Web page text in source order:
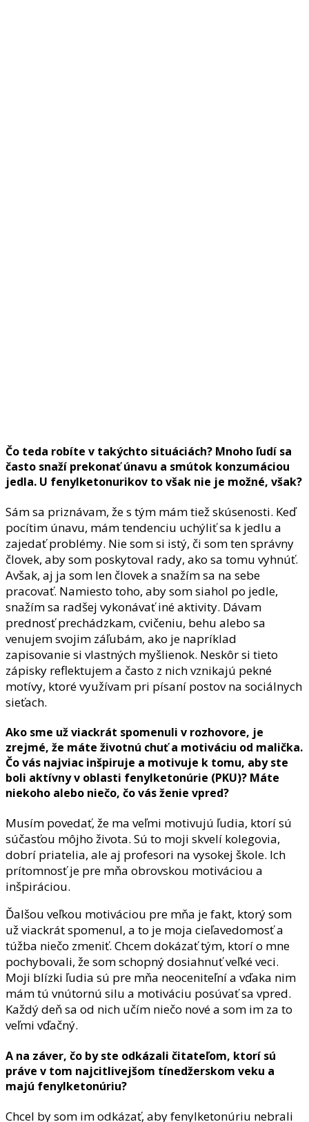
Čo teda robíte v takýchto situáciách? Mnoho ľudí sa
často snaží prekonať únavu a smútok konzumáciou
jedla. U fenylketonurikov to však nie je možné, však?
Sám sa priznávam, že s tým mám tiež skúsenosti. Keď
pocítim únavu, mám tendenciu uchýliť sa k jedlu a
zajedať problémy. Nie som si istý, či som ten správny
človek, aby som poskytoval rady, ako sa tomu vyhnúť.
Avšak, aj ja som len človek a snažím sa na sebe
pracovať. Namiesto toho, aby som siahol po jedle,
snažím sa radšej vykonávať iné aktivity. Dávam
prednosť prechádzkam, cvičeniu, behu alebo sa
venujem svojim záľubám, ako je napríklad
zapisovanie si vlastných myšlienok. Neskôr si tieto
zápisky reflektujem a často z nich vznikajú pekné
motívy, ktoré využívam pri písaní postov na sociálnych
sieťach.
Ako sme už viackrát spomenuli v rozhovore, je
zrejmé, že máte životnú chuť a motiváciu od malička.
Čo vás najviac inšpiruje a motivuje k tomu, aby ste
boli aktívny v oblasti fenylketonúrie (PKU)? Máte
niekoho alebo niečo, čo vás ženie vpred?
Musím povedať, že ma veľmi motivujú ľudia, ktorí sú
súčasťou môjho života. Sú to moji skvelí kolegovia,
dobrí priatelia, ale aj profesori na vysokej škole. Ich
prítomnosť je pre mňa obrovskou motiváciou a
inšpiráciou.
Ďalšou veľkou motiváciou pre mňa je fakt, ktorý som
už viackrát spomenul, a to je moja cieľavedomosť a
túžba niečo zmeniť. Chcem dokázať tým, ktorí o mne
pochybovali, že som schopný dosiahnuť veľké veci.
Moji blízki ľudia sú pre mňa neoceniteľní a vďaka nim
mám tú vnútornú silu a motiváciu posúvať sa vpred.
Každý deň sa od nich učím niečo nové a som im za to
veľmi vďačný.
A na záver, čo by ste odkázali čitateľom, ktorí sú
práve v tom najcitlivejšom tínedžerskom veku a
majú fenylketonúriu?
Chcel by som im odkázať, aby fenylketonúriu nebrali